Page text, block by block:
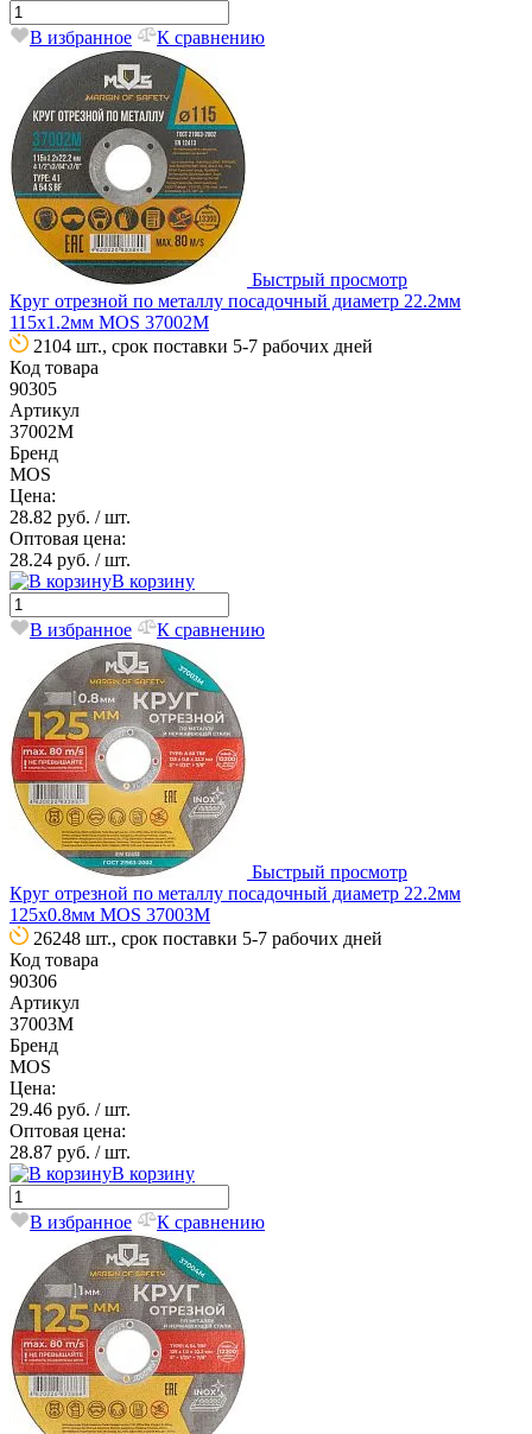
В избранное К сравнению
Быстрый просмотр
Круг отрезной по металлу посадочный диаметр 22.2мм
115х1.2мм MOS 37002М
2104 шт., срок поставки 5-7 рабочих дней
Код товара
90305
Артикул
37002М
Бренд
MOS
Цена:
28.82 руб. / шт.
Оптовая цена:
28.24 руб. / шт.
В корзину
В избранное К сравнению
Быстрый просмотр
Круг отрезной по металлу посадочный диаметр 22.2мм
125х0.8мм MOS 37003М
26248 шт., срок поставки 5-7 рабочих дней
Код товара
90306
Артикул
37003М
Бренд
MOS
Цена:
29.46 руб. / шт.
Оптовая цена:
28.87 руб. / шт.
В корзину
В избранное К сравнению